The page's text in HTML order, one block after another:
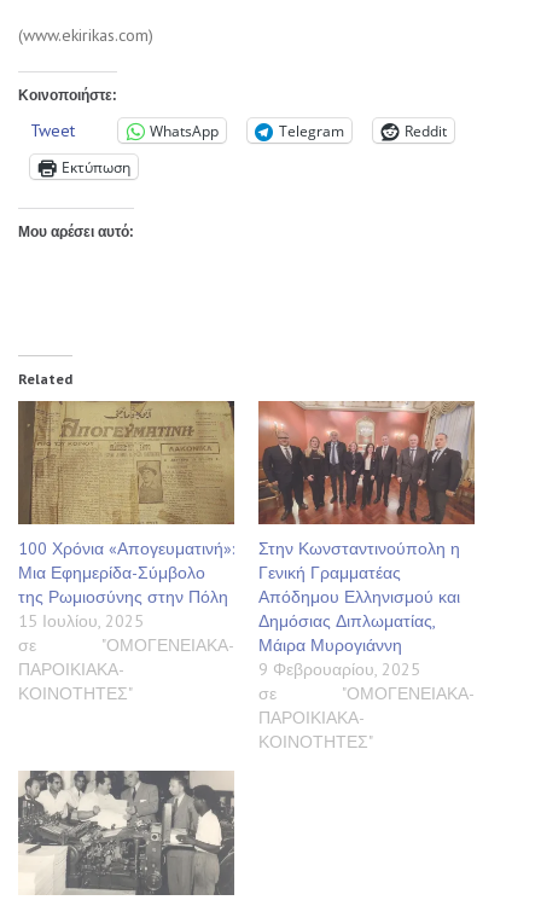
(www.ekirikas.com)
Κοινοποιήστε:
Tweet WhatsApp Telegram
Reddit
Εκτύπωση
Μου αρέσει αυτό:
Related
100 Χρόνια «Απογευματινή»:
Μια Εφημερίδα-Σύμβολο
της Ρωμιοσύνης στην Πόλη
15 Ιουλίου, 2025
σε "ΟΜΟΓΕΝΕΙΑΚΑ-
ΠΑΡΟΙΚΙΑΚΑ-
ΚΟΙΝΟΤΗΤΕΣ"
Στην Κωνσταντινούπολη η
Γενική Γραμματέας
Απόδημου Ελληνισμού και
Δημόσιας Διπλωματίας,
Μάιρα Μυρογιάννη
9 Φεβρουαρίου, 2025
σε "ΟΜΟΓΕΝΕΙΑΚΑ-
ΠΑΡΟΙΚΙΑΚΑ-
ΚΟΙΝΟΤΗΤΕΣ"